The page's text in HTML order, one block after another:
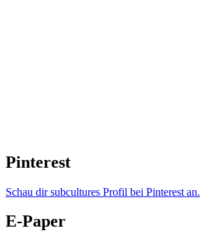
Pinterest
Schau dir subcultures Profil bei Pinterest an.
E-Paper